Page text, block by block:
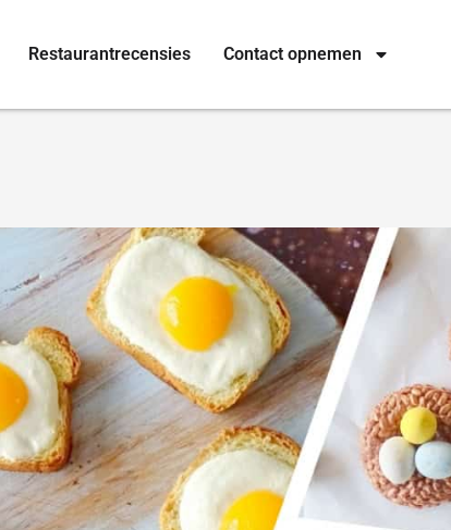
Restaurantrecensies Contact opnemen